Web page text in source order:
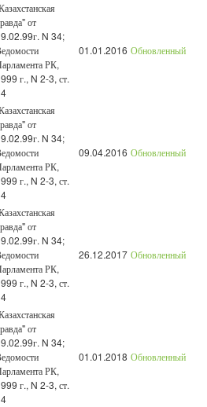
от
N 34;
РК,
г., N 2-3, ст.
01.01.2016 Обновленный
от
N 34;
РК,
г., N 2-3, ст.
09.04.2016 Обновленный
от
N 34;
РК,
г., N 2-3, ст.
26.12.2017 Обновленный
от
N 34;
РК,
г., N 2-3, ст.
01.01.2018 Обновленный